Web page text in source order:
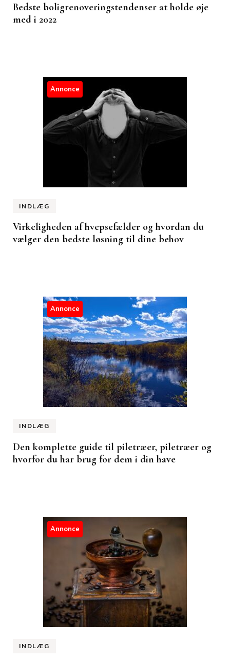
Bedste boligrenoveringstendenser at holde øje
med i 2022
Annonce
INDLÆG
Virkeligheden af hvepsefælder og hvordan du
vælger den bedste løsning til dine behov
Annonce
INDLÆG
Den komplette guide til piletræer, piletræer og
hvorfor du har brug for dem i din have
Annonce
INDLÆG